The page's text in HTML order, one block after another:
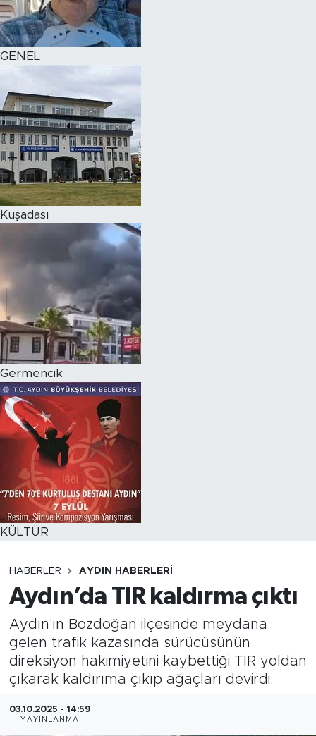
GENEL
Kuşadası
Germencik
KÜLTÜR
HABERLER AYDIN HABERLERI
Aydın’da TIR kaldırma çıktı
Aydın'ın Bozdoğan ilçesinde meydana
gelen trafik kazasında sürücüsünün
direksiyon hakimiyetini kaybettiği TIR yoldan
çıkarak kaldırıma çıkıp ağaçları devirdi.
03.10.2025 - 14:59
YAYINLANMA